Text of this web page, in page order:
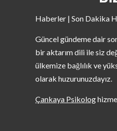
Haberler | Son Dakika
Güncel gündeme dair
bir aktarım dili ile siz
ülkemize bağlılık ve
olarak huzurunuzdayız.
Çankaya Psikolog